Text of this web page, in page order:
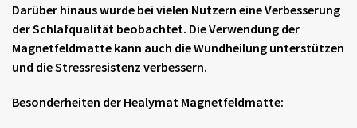
Darüber hinaus wurde bei vielen Nutzern eine Verbesserung
der Schlafqualität beobachtet. Die Verwendung der
Magnetfeldmatte kann auch die Wundheilung unterstützen
und die Stressresistenz verbessern.
Besonderheiten der Healymat Magnetfeldmatte: